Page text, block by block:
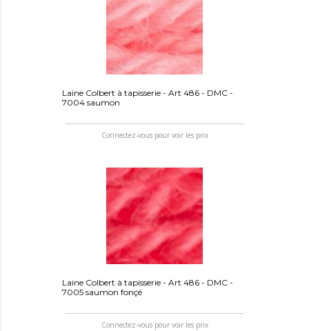
Laine Colbert à tapisserie - Art 486 - DMC -
7004 saumon
Connectez-vous pour voir les prix
Laine Colbert à tapisserie - Art 486 - DMC -
7005 saumon fonçé
Connectez-vous pour voir les prix